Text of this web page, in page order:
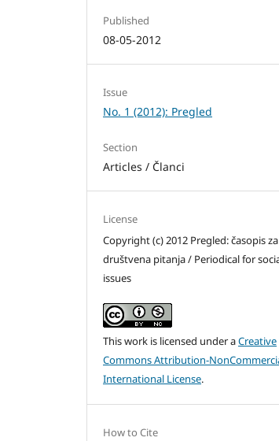
Published
08-05-2012
Issue
No. 1 (2012): Pregled
Section
Articles / Članci
License
Copyright (c) 2012 Pregled: časopis za
društvena pitanja / Periodical for
issues
This work is licensed under aCreative
Commons Attribution-
International License.
How to Cite